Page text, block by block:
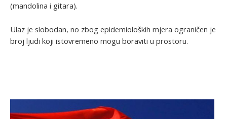
(mandolina i gitara).
Ulaz je slobodan, no zbog epidemioloških mjera ograničen je
broj ljudi koji istovremeno mogu boraviti u prostoru.